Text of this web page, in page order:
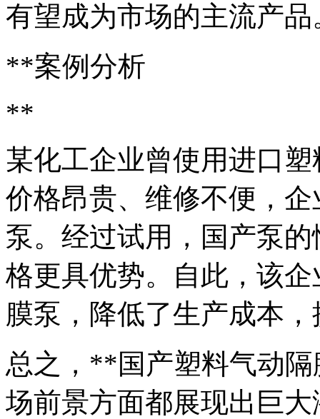
有望成为市场的主流产品
**案例分析
**
某化工企业曾使用进口
价格昂贵、维修不便，
泵。经过试用，国产泵
格更具优势。自此，该
膜泵，降低了生产成本
总之，**国产塑料气动
场前景方面都展现出巨